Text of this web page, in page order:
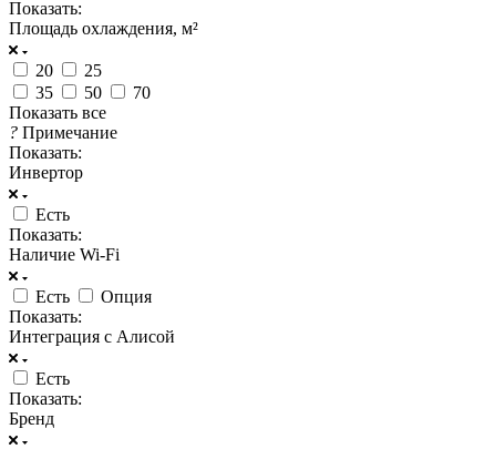
Показать:
Площадь охлаждения, м²
20
25
35
50
70
Показать все
? Примечание
Показать:
Инвертор
Есть
Показать:
Наличие Wi-Fi
Есть
Опция
Показать:
Интеграция с Алисой
Есть
Показать:
Бренд